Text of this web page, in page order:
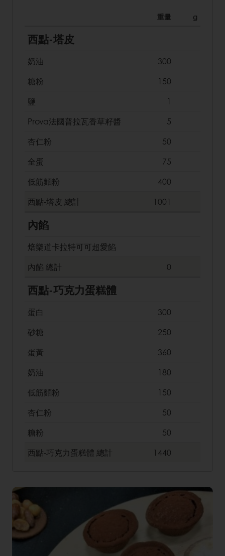
重量 g
西點-塔皮
奶油
300
糖粉
150
鹽
1
Prova法國普拉瓦香草籽醬
5
杏仁粉
50
全蛋
75
低筋麵粉
400
西點-塔皮 總計 1001
內餡
焙樂道卡拉特可可超愛餡
內餡 總計 0
西點-巧克力蛋糕體
蛋白
300
砂糖
250
蛋黃
360
奶油
180
低筋麵粉
150
杏仁粉
50
糖粉
50
西點-巧克力蛋糕體 總計 1440